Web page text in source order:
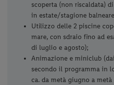
scoperta (non riscaldata)
in estate/stagione
Utilizzo delle 2 piscine
mare, con sdraio fino ad
di luglio e agosto);
Animazione e miniclub
secondo il programma in
ca. da metà giugno a metà